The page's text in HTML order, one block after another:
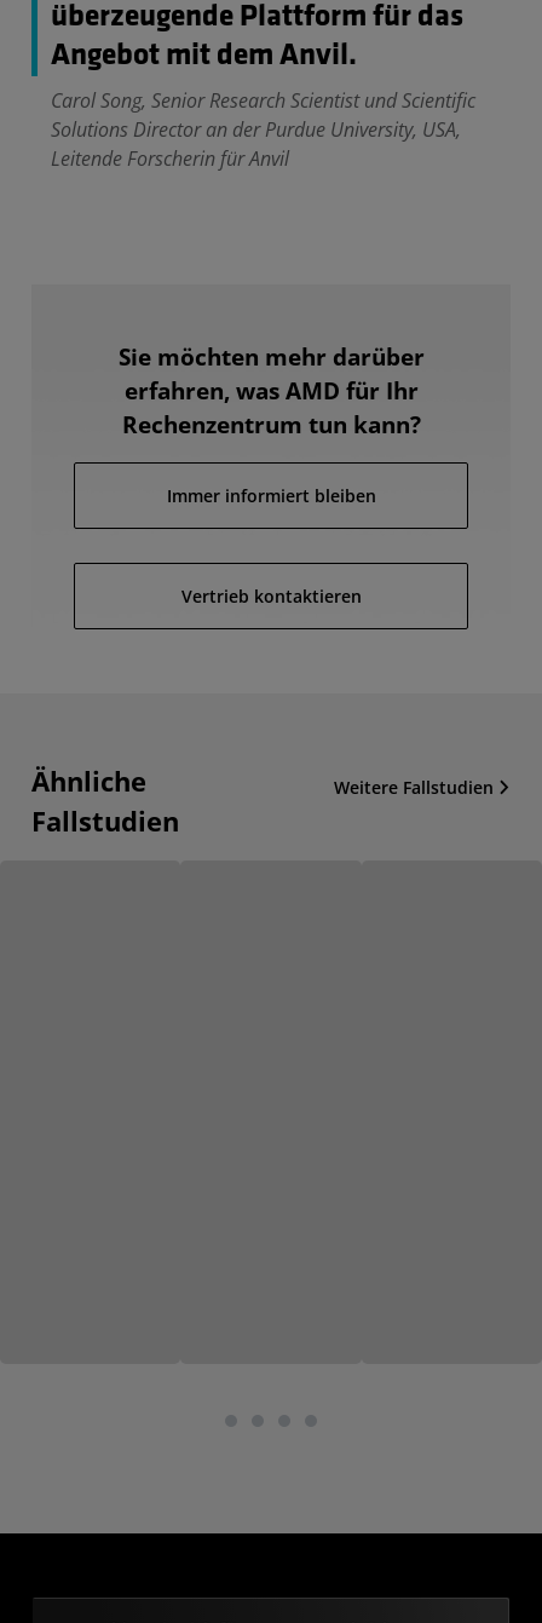
überzeugende Plattform für das
Angebot mit dem Anvil.
Carol Song, Senior Research Scientist und Scientific
Solutions Director an der Purdue University, USA,
Leitende Forscherin für Anvil
Sie möchten mehr darüber
erfahren, was AMD für Ihr
Rechenzentrum tun kann?
Immer informiert bleiben
Vertrieb kontaktieren
Ähnliche
Fallstudien
Weitere Fallstudien